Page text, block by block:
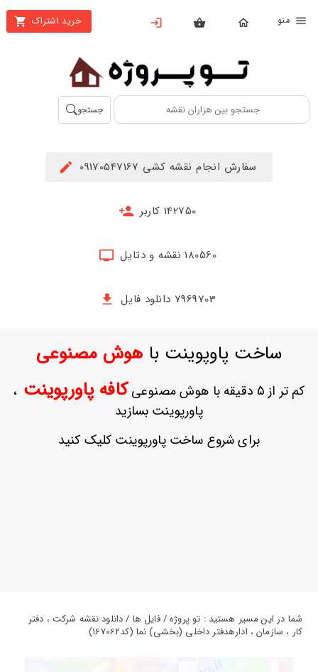
خرید اشتراک
بستن
محصولات
تهیه
اشتراک
حساب
ثبت
بازیابی
جستجو
سفارش انجام نقشه کشی 09170547167
142750 کاربر
180560 نقشه و دتایل
7969703 دانلود فایل
ساخت پاوپوینت باهوش مصنوعی
کم تر از 5 دقیقه با هوش مصنوعی کافه پاورپوینت ،
پاورپوینت بسازید
برای شروع ساخت پاورپوینت کلیک کنید
شما در این مسیر هستید : تو پروژه / فایل ها / دانلود نقشه شرکت ، دفتر
کار ، سازمان ، ادارهدفتر داخلی (بخشی) نما (کد167062)